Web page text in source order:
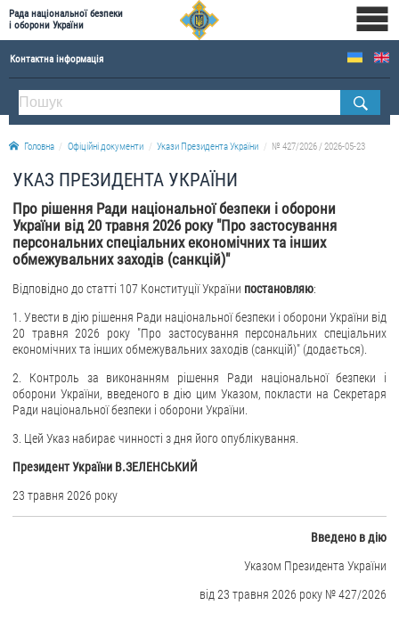
Рада національної безпеки
і оборони України
Контактна інформація
ПРО РНБОУ
Склад Ради національної безпеки і оборони України
Апарат Ради національної безпеки і оборони України
Правова основа діяльності Ради національної безпеки і оборони України
Історична довідка про діяльність Ради національної безпеки і оборони України
ОФІЦІЙНІ ДОКУМЕНТИ
Новини
Drone Deals
Відеогалерея
Звернення громадян
Електронне звернення
Головна Офіційні документи Укази Президента України № 427/2026 / 2026-05-23
УКАЗ ПРЕЗИДЕНТА УКРАЇНИ
Про рішення Ради національної безпеки і оборони
України від 20 травня 2026 року "Про застосування
персональних спеціальних економічних та інших
обмежувальних заходів (санкцій)"
Відповідно до статті 107 Конституції України постановляю:
1. Увести в дію рішення Ради національної безпеки і оборони України від
20 травня 2026 року "Про застосування персональних спеціальних
економічних та інших обмежувальних заходів (санкцій)" (додається).
2. Контроль за виконанням рішення Ради національної безпеки і
оборони України, введеного в дію цим Указом, покласти на Секретаря
Ради національної безпеки і оборони України.
3. Цей Указ набирає чинності з дня його опублікування.
Президент України В.ЗЕЛЕНСЬКИЙ
23 травня 2026 року
Введено в дію
Указом Президента України
від 23 травня 2026 року № 427/2026